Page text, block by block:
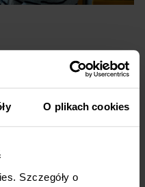
O plikach cookies
Szczegóły o